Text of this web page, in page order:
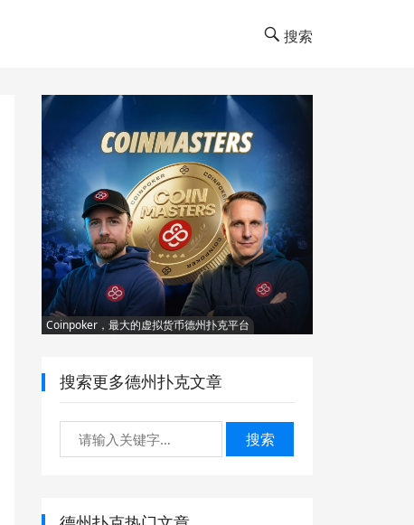
搜索
Coinpoker，最大的虚拟货币德州扑克平台
搜索更多德州扑克文章
搜索